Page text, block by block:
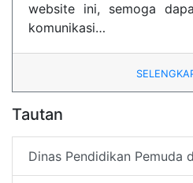
website ini, semoga
komunikasi…
Tautan
Dinas Pendidikan Pemuda